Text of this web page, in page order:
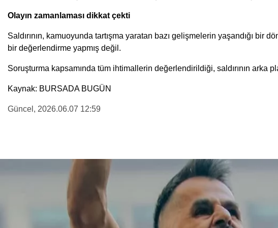
Olayın zamanlaması dikkat çekti
Saldırının, kamuoyunda tartışma yaratan bazı gelişmelerin yaşandığı
bir değerlendirme yapmış değil.
Soruşturma kapsamında tüm ihtimallerin değerlendirildiği, saldırının arka
Kaynak: BURSADA BUGÜN
Güncel , 2026.06.07 12:59